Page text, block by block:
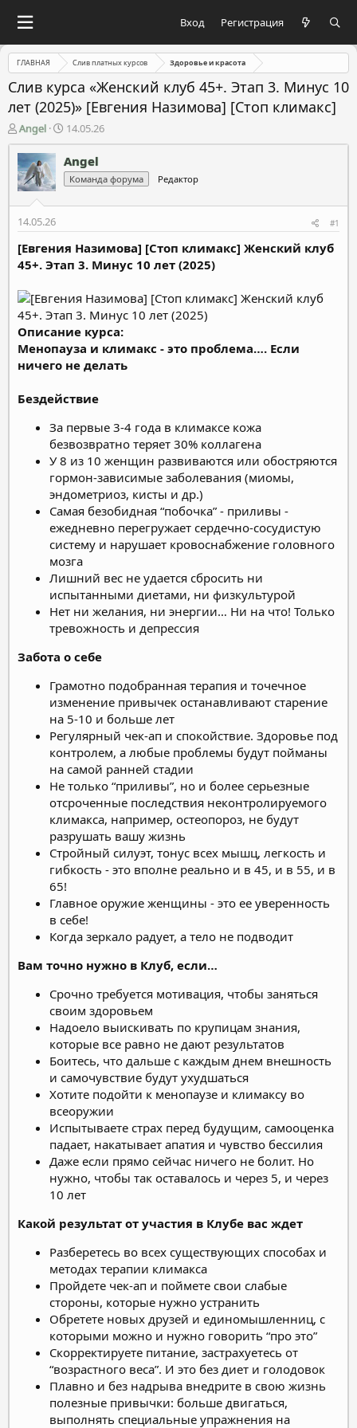
Вход Регистрация
ГЛАВНАЯ Слив платных курсов Здоровье и красота
Слив курса «Женский клуб 45+. Этап 3. Минус 10
лет (2025)» [Евгения Назимова] [Стоп климакс]
А
в
т
о
р
м
ы
Angel
Д
а
т
а
н
а
а
14.05.26
Angel
Команда форума Редактор
14.05.26 #1
[Евгения Назимова] [Стоп климакс] Женский клуб
45+. Этап 3. Минус 10 лет (2025)
Описание курса:
Менопауза и климакс - это проблема…. Если
ничего не делать
Бездействие
За первые 3-4 года в климаксе кожа
безвозвратно теряет 30% коллагена
У 8 из 10 женщин развиваются или обостряются
гормон-зависимые заболевания (миомы,
эндометриоз, кисты и др.)
Самая безобидная “побочка” - приливы -
ежедневно перегружает сердечно-сосудистую
систему и нарушает кровоснабжение головного
мозга
Лишний вес не удается сбросить ни
испытанными диетами, ни физкультурой
Нет ни желания, ни энергии… Ни на что! Только
тревожность и депрессия
Забота о себе
Грамотно подобранная терапия и точечное
изменение привычек останавливают старение
на 5-10 и больше лет
Регулярный чек-ап и спокойствие. Здоровье под
контролем, а любые проблемы будут пойманы
на самой ранней стадии
Не только “приливы”, но и более серьезные
отсроченные последствия неконтролируемого
климакса, например, остеопороз, не будут
разрушать вашу жизнь
Стройный силуэт, тонус всех мышц, легкость и
гибкость - это вполне реально и в 45, и в 55, и в
65!
Главное оружие женщины - это ее уверенность
в себе!
Когда зеркало радует, а тело не подводит
Вам точно нужно в Клуб, если…
Срочно требуется мотивация, чтобы заняться
своим здоровьем
Надоело выискивать по крупицам знания,
которые все равно не дают результатов
Боитесь, что дальше с каждым днем внешность
и самочувствие будут ухудшаться
Хотите подойти к менопаузе и климаксу во
всеоружии
Испытываете страх перед будущим, самооценка
падает, накатывает апатия и чувство бессилия
Даже если прямо сейчас ничего не болит. Но
нужно, чтобы так оставалось и через 5, и через
10 лет
Какой результат от участия в Клубе вас ждет
Разберетесь во всех существующих способах и
методах терапии климакса
Пройдете чек-ап и поймете свои слабые
стороны, которые нужно устранить
Обретете новых друзей и единомышленниц, с
которыми можно и нужно говорить “про это”
Скорректируете питание, застрахуетесь от
“возрастного веса”. И это без диет и голодовок
Плавно и без надрыва внедрите в свою жизнь
полезные привычки: больше двигаться,
выполнять специальные упражнения на